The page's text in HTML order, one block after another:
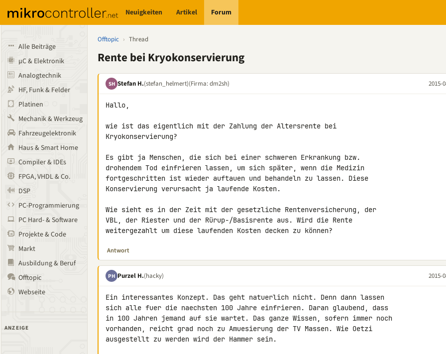
Neuigkeiten Artikel Forum
Alle Beiträge
µC & Elektronik
Analogtechnik
HF, Funk & Felder
Platinen
Mechanik & Werkzeug
Fahrzeugelektronik
Haus & Smart Home
Compiler & IDEs
FPGA, VHDL & Co.
DSP
PC-Programmierung
PC Hard- & Software
Projekte & Code
Markt
Ausbildung & Beruf
Offtopic
Webseite
ANZEIGE
Offtopic › Thread
Rente bei Kryokonservierung
SH Stefan H.(stefan_helmert)(Firma: dm2sh) 2015-
Hallo,
wie ist das eigentlich mit der Zahlung der Altersrente bei
Kryokonservierung?
Es gibt ja Menschen, die sich bei einer schweren Erkrankung bzw.
drohendem Tod einfrieren lassen, um sich später, wenn die Medizin
fortgeschritten ist wieder auftauen und behandeln zu lassen. Diese
Konservierung verursacht ja laufende Kosten.
Wie sieht es in der Zeit mit der gesetzliche Rentenversicherung, der
VBL, der Riester und der Rürup-/Basisrente aus. Wird die Rente
weitergezahlt um diese laufenden Kosten decken zu können?
Antwort
PH Purzel H.(hacky) 2015-
Ein interessantes Konzept. Das geht natuerlich nicht. Denn dann lassen
sich alle fuer die naechsten 100 Jahre einfrieren. Daran glaubend, dass
in 100 Jahren jemand auf sie wartet. Das ganze Wissen, sofern immer noch
vorhanden, reicht grad noch zu Amuesierung der TV Massen. Wie Oetzi
ausgestellt zu werden wird der Hammer sein.